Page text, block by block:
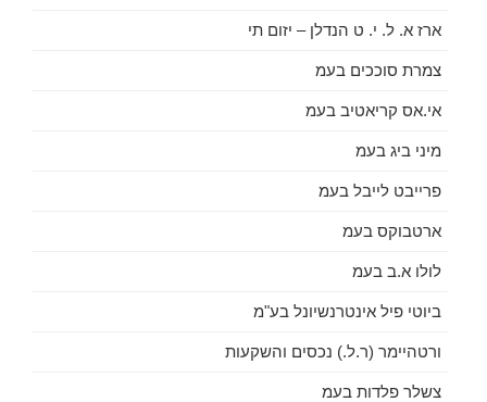
ארז א. ל. י. ט הנדלן – יזום תי
צמרת סוככים בעמ
אי.אס קריאטיב בעמ
מיני ביג בעמ
פרייבט לייבל בעמ
ארטבוקס בעמ
לולו א.ב בעמ
ביוטי פיל אינטרנשיונל בע"מ
ורטהיימר (ר.ל.) נכסים והשקעות
צשלר פלדות בעמ